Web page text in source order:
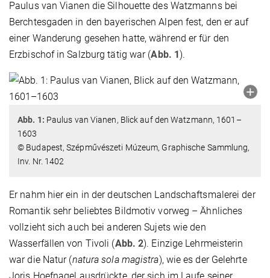
Paulus van Vianen die Silhouette des Watzmanns bei
Berchtesgaden in den bayerischen Alpen fest, den er auf
einer Wanderung gesehen hatte, während er für den
Erzbischof in Salzburg tätig war (Abb. 1).
Abb. 1: Paulus van Vianen, Blick auf den Watzmann, 1601–
1603
© Budapest, Szépművészeti Múzeum, Graphische Sammlung,
Inv. Nr. 1402
Er nahm hier ein in der deutschen Landschaftsmalerei der
Romantik sehr beliebtes Bildmotiv vorweg – Ähnliches
vollzieht sich auch bei anderen Sujets wie den
Wasserfällen von Tivoli (Abb. 2). Einzige Lehrmeisterin
war die Natur (natura sola magistra), wie es der Gelehrte